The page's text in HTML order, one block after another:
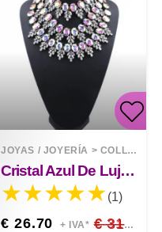
JOYAS / JOYERÍA > COLLARES
Cristal Azul De Lujo Adornado.
(1)
€ 26.70 + IVA* € 31.41